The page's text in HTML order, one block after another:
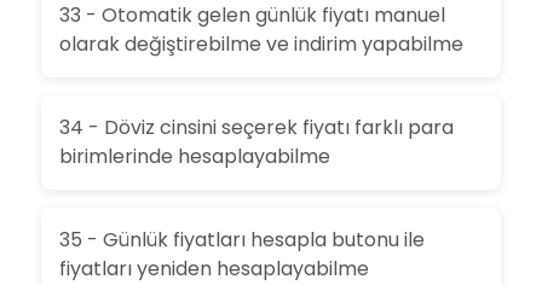
33 - Otomatik gelen günlük fiyatı manuel
olarak değiştirebilme ve indirim yapabilme
34 - Döviz cinsini seçerek fiyatı farklı para
birimlerinde hesaplayabilme
35 - Günlük fiyatları hesapla butonu ile
fiyatları yeniden hesaplayabilme